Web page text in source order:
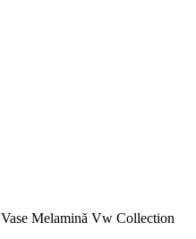
Vase Melamină Vw Collection